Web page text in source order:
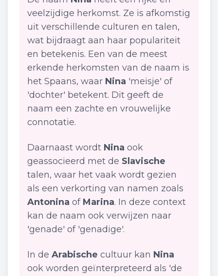
veelzijdige herkomst. Ze is afkomstig
uit verschillende culturen en talen,
wat bijdraagt aan haar populariteit
en betekenis. Een van de meest
erkende herkomsten van de naam is
het Spaans, waar Nina 'meisje' of
'dochter' betekent. Dit geeft de
naam een zachte en vrouwelijke
connotatie.
Daarnaast wordt Nina ook
geassocieerd met de Slavische
talen, waar het vaak wordt gezien
als een verkorting van namen zoals
Antonina of Marina. In deze context
kan de naam ook verwijzen naar
'genade' of 'genadige'.
In de Arabische cultuur kan Nina
ook worden geïnterpreteerd als 'de